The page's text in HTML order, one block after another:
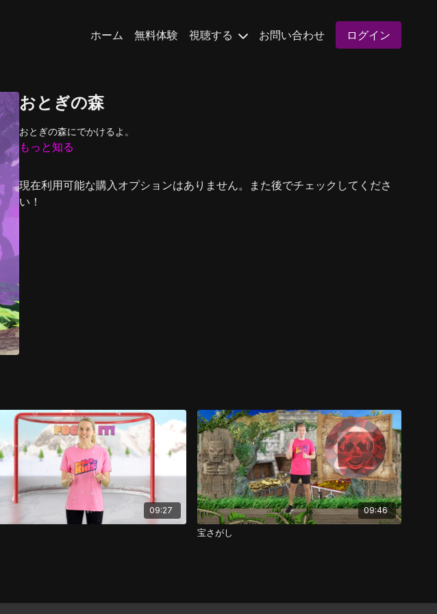
ホーム 無料体験 視聴する お問い合わせ ログイン
おとぎの森
おとぎの森にでかけるよ。
もっと知る
現在利用可能な購入オプションはありません。また後でチェックしてくださ
い！
09:27 09:46
宝さがし